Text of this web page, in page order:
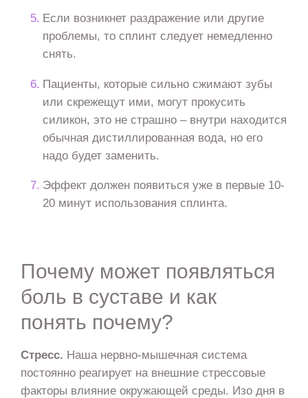
Если возникнет раздражение или другие
проблемы, то сплинт следует немедленно
снять.
Пациенты, которые сильно сжимают зубы
или скрежещут ими, могут прокусить
силикон, это не страшно – внутри находится
обычная дистиллированная вода, но его
надо будет заменить.
Эффект должен появиться уже в первые 10-
20 минут использования сплинта.
Почему может появляться
боль в суставе и как
понять почему?
Стресс. Наша нервно-мышечная система
постоянно реагирует на внешние стрессовые
факторы влияние окружающей среды. Изо дня в